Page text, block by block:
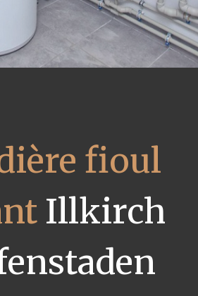
fioul
Illkirch